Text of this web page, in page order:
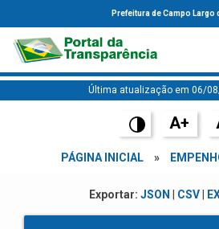
Prefeitura de Campo Largo
Última atualização em 06/
A+
PÁGINA INICIAL »
Exportar: JSON CSV|